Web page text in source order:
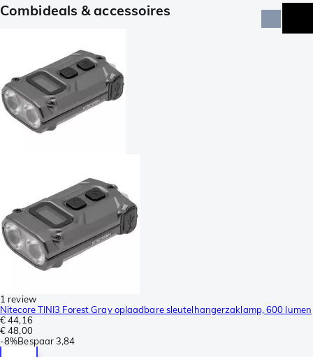
Combideals & accessoires
1 review
Nitecore TINI3 Forest Gray oplaadbare sleutelhangerzaklamp, 600 lumen
€ 44,16
€ 48,00
-8%Bespaar3,84